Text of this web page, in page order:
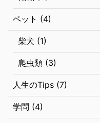
ペット (4)
柴犬 (1)
爬虫類 (3)
人生のTips (7)
学問 (4)